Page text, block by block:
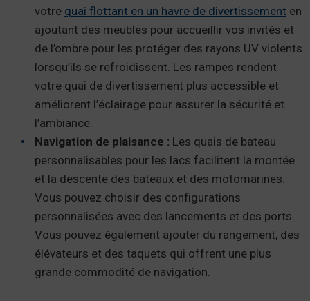
votre quai flottant en un havre de divertissement en
ajoutant des meubles pour accueillir vos invités et
de l’ombre pour les protéger des rayons UV violents
lorsqu’ils se refroidissent. Les rampes rendent
votre quai de divertissement plus accessible et
améliorent l’éclairage pour assurer la sécurité et
l’ambiance.
Navigation de plaisance : Les quais de bateau
personnalisables pour les lacs facilitent la montée
et la descente des bateaux et des motomarines.
Vous pouvez choisir des configurations
personnalisées avec des lancements et des ports.
Vous pouvez également ajouter du rangement, des
élévateurs et des taquets qui offrent une plus
grande commodité de navigation.